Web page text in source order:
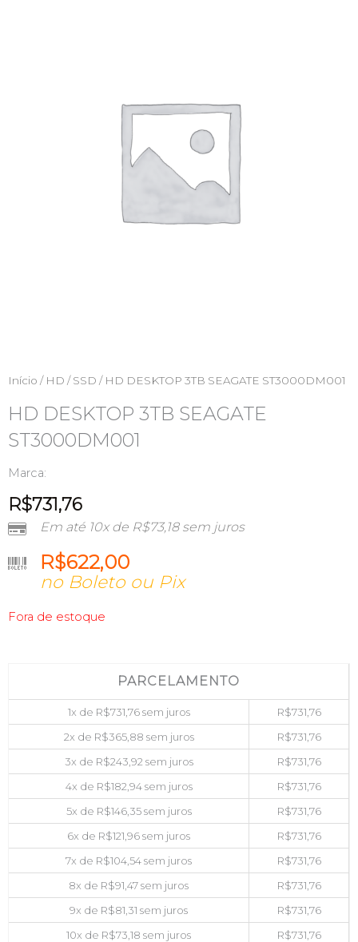
Início / HD / SSD / HD DESKTOP 3TB SEAGATE ST3000DM001
HD DESKTOP 3TB SEAGATE
ST3000DM001
Marca:
R$731,76
Em até 10x de R$73,18sem juros
R$622,00
no Boleto ou Pix
Fora de estoque
PARCELAMENTO
1x de R$731,76sem juros R$731,76
2x de R$365,88 sem juros R$731,76
3x de R$243,92 sem juros R$731,76
4x de R$182,94sem juros R$731,76
5x de R$146,35sem juros R$731,76
6x de R$121,96sem juros R$731,76
7x de R$104,54sem juros R$731,76
8x de R$91,47sem juros R$731,76
9x de R$81,31 sem juros R$731,76
10x de R$73,18 sem juros R$731,76